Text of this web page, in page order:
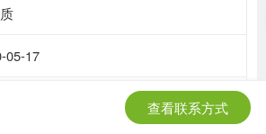
05-17
查看联系方式